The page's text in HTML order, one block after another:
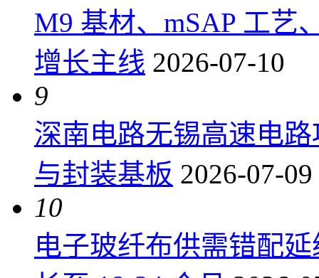
M9 基材、mSAP 工艺
增长主线 2026-07-10
9
深南电路无锡高速电
与封装基板 2026-07-09
10
电子玻纤布供需错配